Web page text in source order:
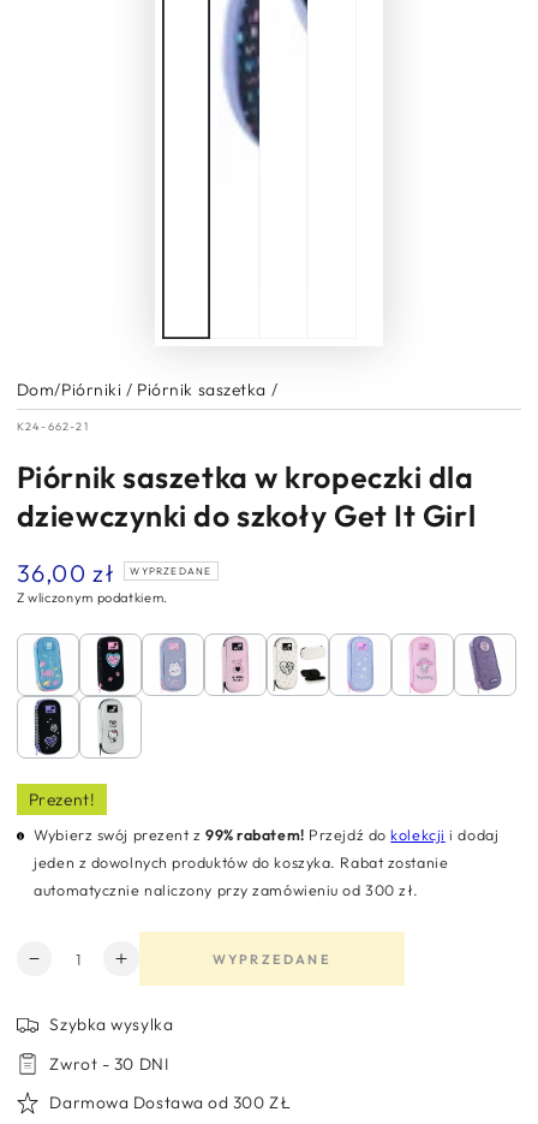
Dom/Piórniki / Piórnik saszetka /
K24-662-21
Piórnik saszetka w kropeczki dla
dziewczynki do szkoły Get It Girl
Normalna
cena
36,00 zł WYPRZEDANE
Z wliczonym podatkiem.
Prezent!
Wybierz swój prezent z99% rabatem! Przejdź dokolekcji i dodaj
jeden z dowolnych produktów do koszyka. Rabat zostanie
automatycznie naliczony przy zamówieniu od 300 zł.
Ilość
Zmniejsz
dla
Piórnik
saszetka
kropeczki
Zwiększ
ilość
dla
Piórnik
saszetka
kropeczki
WYPRZEDANE
Szybka wysylka
Zwrot - 30 DNI
Darmowa Dostawa od 300 ZŁ